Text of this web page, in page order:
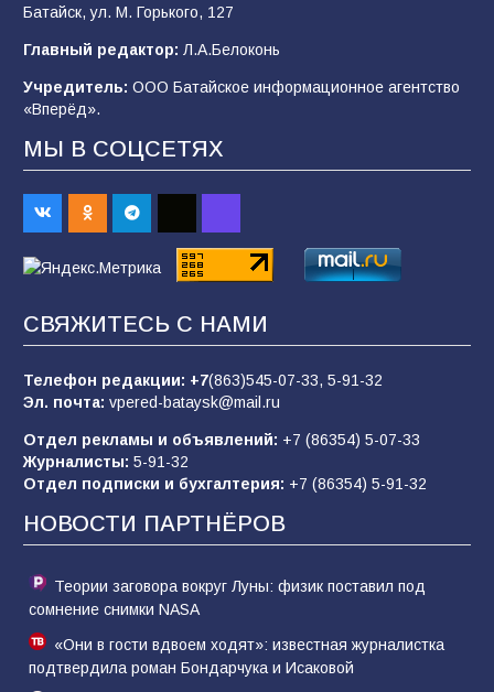
«Мобилизация или набор?» Что на самом
2026 года
101 03.08.2026
В Батайске продолжаются дорожные работы
98 04.08.2026
пропагандистский вброс
«Слухами Москву не возьмёшь»: почему
заявления Киева о мобилизации — это
отчаяние, а не разведка
81 02.08.2026
Батайск, ул. М. Горького, 127
Главный редактор: Л.А.Белоконь
Учредитель: ООО Батайское информационное агентство
«Вперёд».
МЫ В СОЦСЕТЯХ
СВЯЖИТЕСЬ С НАМИ
Телефон редакции: +7(863)545-07-33, 5-91-32
Эл. почта: vpered-bataysk@mail.ru
Отдел рекламы и объявлений: +7 (86354) 5-07-33
Журналисты: 5-91-32
Отдел подписки и бухгалтерия: +7 (86354) 5-91-32
НОВОСТИ ПАРТНЁРОВ
Теории заговора вокруг Луны: физик поставил под
сомнение снимки NASA
«Они в гости вдвоем ходят»: известная журналистка
подтвердила роман Бондарчука и Исаковой